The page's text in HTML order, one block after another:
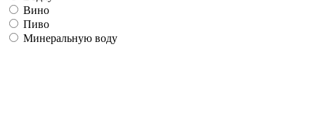
Вино
Пиво
Минеральную воду